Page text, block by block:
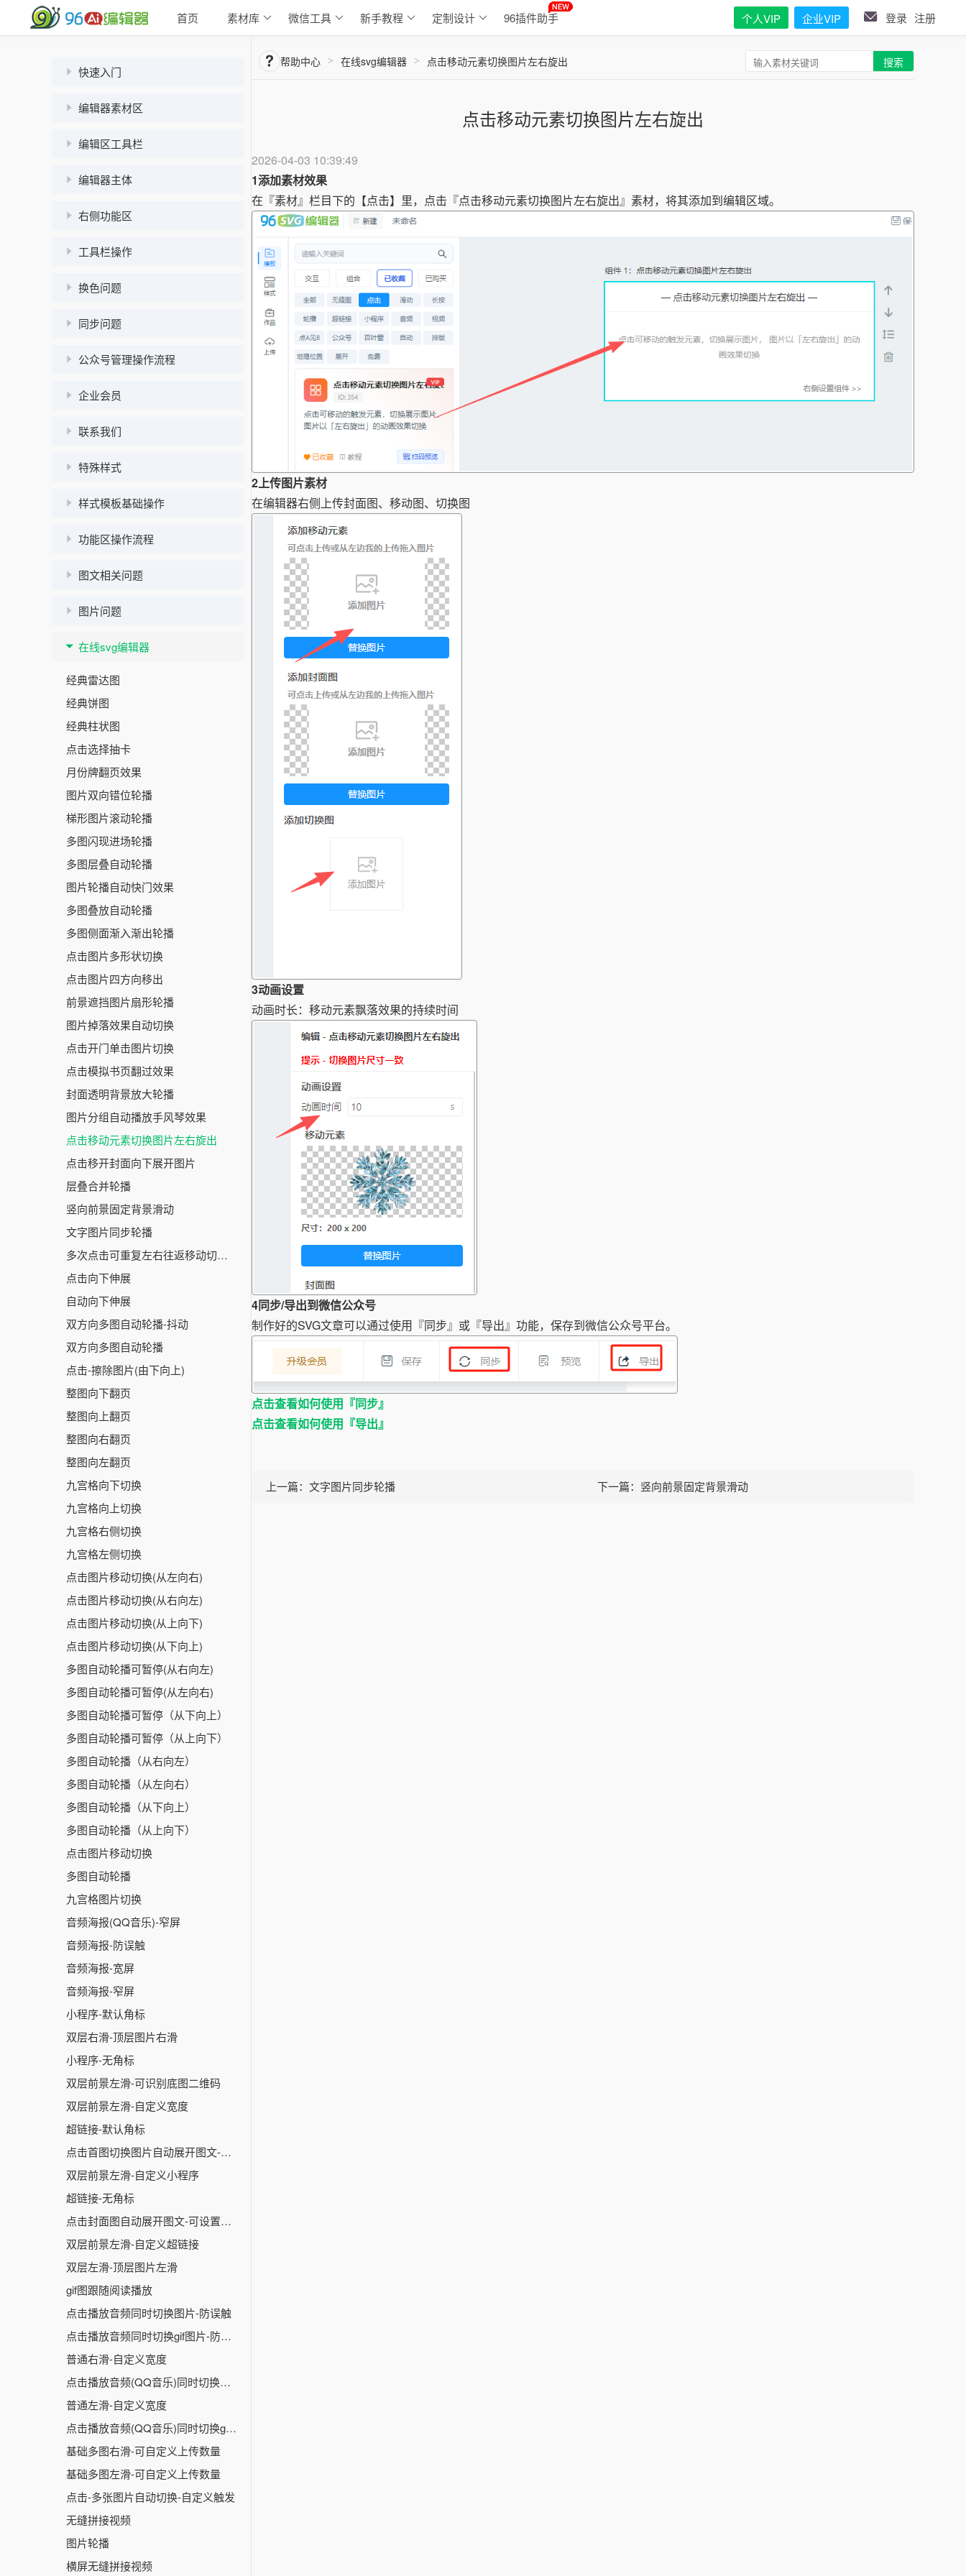
首页 素材库 微信工具 新手教程 定制设计 96插件助手 个人VIP 企业VIP 登录 注册
快速入门
编辑器素材区
编辑区工具栏
编辑器主体
右侧功能区
工具栏操作
换色问题
同步问题
公众号管理操作流程
企业会员
联系我们
特殊样式
样式模板基础操作
功能区操作流程
图文相关问题
图片问题
在线svg编辑器
经典雷达图
经典饼图
经典柱状图
点击选择抽卡
月份牌翻页效果
图片双向错位轮播
梯形图片滚动轮播
多图闪现进场轮播
多图层叠自动轮播
图片轮播自动快门效果
多图叠放自动轮播
多图侧面渐入渐出轮播
点击图片多形状切换
点击图片四方向移出
前景遮挡图片扇形轮播
图片掉落效果自动切换
点击开门单击图片切换
点击模拟书页翻过效果
封面透明背景放大轮播
图片分组自动播放手风琴效果
点击移动元素切换图片左右旋出
点击移开封面向下展开图片
层叠合并轮播
竖向前景固定背景滑动
文字图片同步轮播
多次点击可重复左右往返移动切换页面
点击向下伸展
自动向下伸展
双方向多图自动轮播-抖动
双方向多图自动轮播
点击-擦除图片(由下向上)
整图向下翻页
整图向上翻页
整图向右翻页
整图向左翻页
九宫格向下切换
九宫格向上切换
九宫格右侧切换
九宫格左侧切换
点击图片移动切换(从左向右)
点击图片移动切换(从右向左)
点击图片移动切换(从上向下)
点击图片移动切换(从下向上)
多图自动轮播可暂停(从右向左)
多图自动轮播可暂停(从左向右)
多图自动轮播可暂停（从下向上）
多图自动轮播可暂停（从上向下）
多图自动轮播（从右向左）
多图自动轮播（从左向右）
多图自动轮播（从下向上）
多图自动轮播（从上向下）
点击图片移动切换
多图自动轮播
九宫格图片切换
音频海报(QQ音乐)-窄屏
音频海报-防误触
音频海报-宽屏
音频海报-窄屏
小程序-默认角标
双层右滑-顶层图片右滑
小程序-无角标
双层前景左滑-可识别底图二维码
双层前景左滑-自定义宽度
超链接-默认角标
点击首图切换图片自动展开图文-可设置自定义触发
双层前景左滑-自定义小程序
超链接-无角标
点击封面图自动展开图文-可设置自定义触发
双层前景左滑-自定义超链接
双层左滑-顶层图片左滑
gif图跟随阅读播放
点击播放音频同时切换图片-防误触
点击播放音频同时切换gif图片-防误触
普通右滑-自定义宽度
点击播放音频(QQ音乐)同时切换图片-防误触
普通左滑-自定义宽度
点击播放音频(QQ音乐)同时切换gif图-防误触
基础多图右滑-可自定义上传数量
基础多图左滑-可自定义上传数量
点击-多张图片自动切换-自定义触发
无缝拼接视频
图片轮播
横屏无缝拼接视频
帮助中心 > 在线svg编辑器 > 点击移动元素切换图片左右旋出 搜索
点击移动元素切换图片左右旋出
2026-04-03 10:39:49
1添加素材效果
在『素材』栏目下的【点击】里，点击『点击移动元素切换图片左右旋出』素材，将其添加到编辑区域。
2上传图片素材
在编辑器右侧上传封面图、移动图、切换图
3动画设置
动画时长：移动元素飘落效果的持续时间
4同步/导出到微信公众号
制作好的SVG文章可以通过使用『同步』或『导出』功能，保存到微信公众号平台。
点击查看如何使用『同步』
点击查看如何使用『导出』
上一篇：文字图片同步轮播 下一篇：竖向前景固定背景滑动